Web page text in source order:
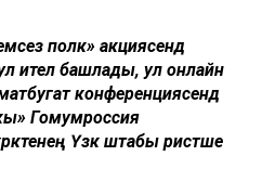
полк» акциясендә
ителә башлады, ул онлайн
конференциясендә
Гомумроссия
Үзәк штабы рәистәше